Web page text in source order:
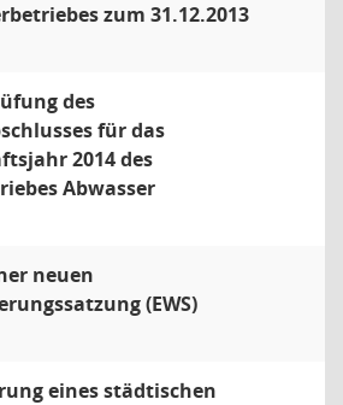
zum 31.12.2013
des
für das
2014 des
Abwasser
neuen
(EWS)
eines städtischen